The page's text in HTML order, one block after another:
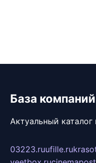
База компаний
Актуальный
03223.ruufille.ru